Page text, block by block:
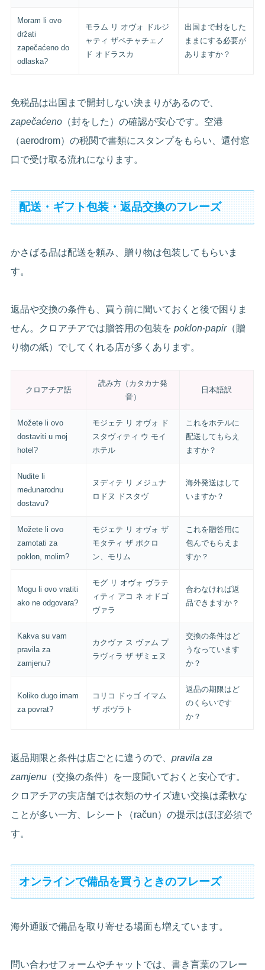
Moram li ovo
držati
zapečaćeno do
odlaska?
モラム リ オヴォ ドルジ
ャティ ザペチャチェノ
ド オドラスカ
出国まで封をした
ままにする必要が
ありますか？
免税品は出国まで開封しない決まりがあるので、
zapečaćeno （封をした）の確認が安心です。空港
（aerodrom）の税関で書類にスタンプをもらい、還付窓
口で受け取る流れになります。
配送・ギフト包装・返品交換のフレーズ
かさばる品は配送を頼み、贈り物は包装してもらいま
す。
返品や交換の条件も、買う前に聞いておくと後で困りま
せん。クロアチアでは贈答用の包装をpoklon-papir（贈
り物の紙）でしてくれる店が多くあります。
クロアチア語
読み方（カタカナ発
音）
日本語訳
Možete li ovo
dostaviti u moj
hotel?
モジェテ リ オヴォ ド
スタヴィティ ウ モイ
ホテル
これをホテルに
配送してもらえ
ますか？
Nudite li
međunarodnu
dostavu?
ヌディテ リ メジュナ
ロドヌ ドスタヴ
海外発送はして
いますか？
Možete li ovo
zamotati za
poklon, molim?
モジェテ リ オヴォ ザ
モタティ ザ ポクロ
ン、モリム
これを贈答用に
包んでもらえま
すか？
Mogu li ovo vratiti
ako ne odgovara?
モグ リ オヴォ ヴラテ
ィティ アコ ネ オドゴ
ヴァラ
合わなければ返
品できますか？
Kakva su vam
pravila za
zamjenu?
カクヴァ ス ヴァム プ
ラヴィラ ザ ザミェヌ
交換の条件はど
うなっています
か？
Koliko dugo imam
za povrat?
コリコ ドゥゴ イマム
ザ ポヴラト
返品の期限はど
のくらいです
か？
返品期限と条件は店ごとに違うので、pravila za
zamjenu （交換の条件）を一度聞いておくと安心です。
クロアチアの実店舗では衣類のサイズ違い交換は柔軟な
ことが多い一方、レシート（račun）の提示はほぼ必須で
す。
オンラインで備品を買うときのフレーズ
海外通販で備品を取り寄せる場面も増えています。
問い合わせフォームやチャットでは、書き言葉のフレー